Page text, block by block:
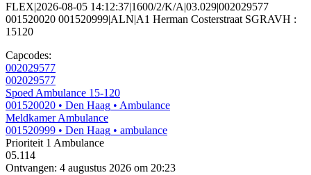
FLEX|2026-08-05 14:12:37|1600/2/K/A|03.029|002029577
001520020 001520999|ALN|A1 Herman Costerstraat SGRAVH :
15120
Capcodes:
002029577
002029577
Spoed Ambulance 15-120
001520020 • Den Haag • Ambulance
Meldkamer Ambulance
001520999 • Den Haag • ambulance
Prioriteit 1 Ambulance
05.114
Ontvangen: 4 augustus 2026 om 20:23